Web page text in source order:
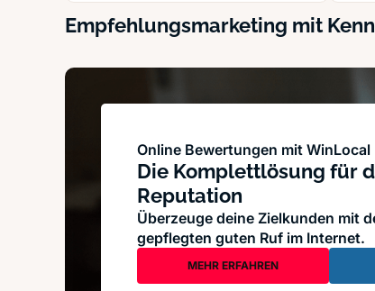
Empfehlungsmarketing mit
Online Bewertungen mit WinLocal
Die Komplettlösung für
Reputation
Überzeuge deine Zielkunden mit
gepflegten guten Ruf im Internet.
MEHR ERFAHREN